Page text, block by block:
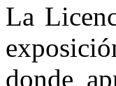
La
donde